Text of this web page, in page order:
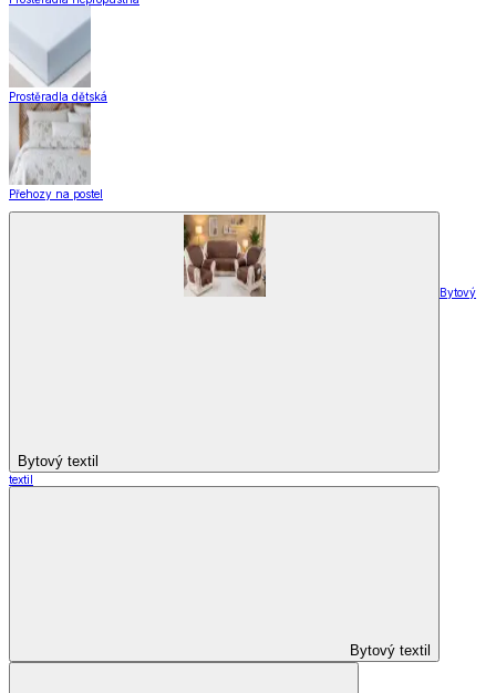
Prostěradla dětská
Přehozy na postel
Bytový textil
Bytový
textil
Bytový textil